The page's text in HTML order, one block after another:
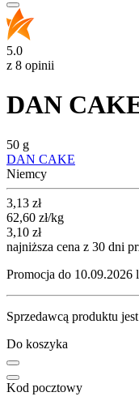
5.0
z 8 opinii
DAN
50 g
DAN CAKE
Niemcy
Cena promocyjna
3,13 zł
62,60 zł/kg
3,10 zł
najniższa cena z 30 dni
Promocja do 10.09.2026
Sprzedawcą produktu
Do koszyka
Kod pocztowy